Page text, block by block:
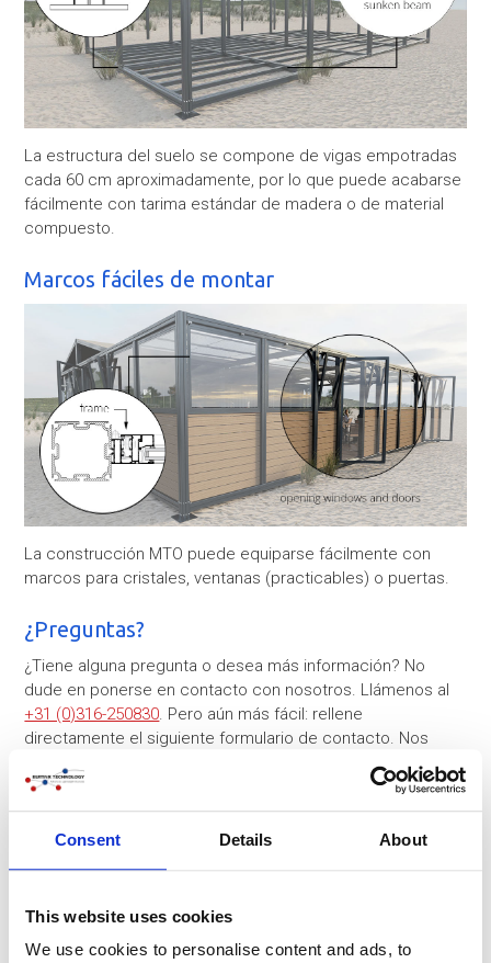
Consent Details About
This website uses cookies
We use cookies to personalise content and ads, to
La estructura del suelo se compone de vigas empotradas
cada 60 cm aproximadamente, por lo que puede acabarse
fácilmente con tarima estándar de madera o de material
compuesto.
Marcos fáciles de montar
La construcción MTO puede equiparse fácilmente con
marcos para cristales, ventanas (practicables) o puertas.
¿Preguntas?
¿Tiene alguna pregunta o desea más información? No
dude en ponerse en contacto con nosotros. Llámenos al
+31 (0)316-250830. Pero aún más fácil: rellene
directamente el siguiente formulario de contacto. Nos
pondremos en contacto con usted lo antes posible.
Empresa
Nombre*